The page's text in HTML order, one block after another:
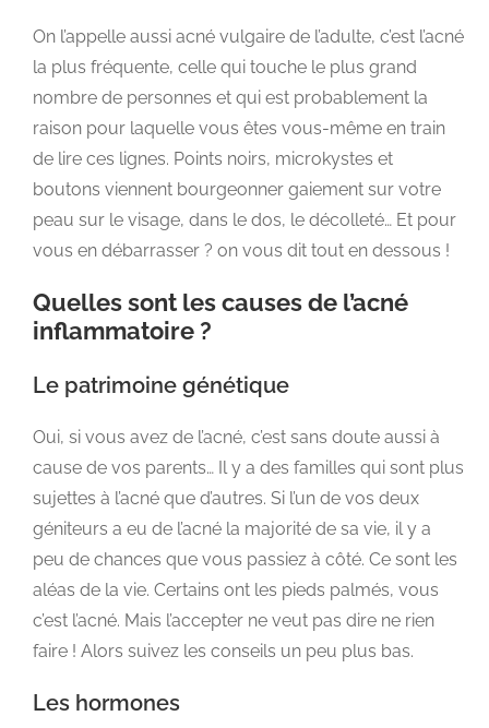
On l’appelle aussi acné vulgaire de l’adulte, c’est l’acné
la plus fréquente, celle qui touche le plus grand
nombre de personnes et qui est probablement la
raison pour laquelle vous êtes vous-même en train
de lire ces lignes. Points noirs, microkystes et
boutons viennent bourgeonner gaiement sur votre
peau sur le visage, dans le dos, le décolleté… Et pour
vous en débarrasser ? on vous dit tout en dessous !
Quelles sont les causes de l’acné
inflammatoire ?
Le patrimoine génétique
Oui, si vous avez de l’acné, c’est sans doute aussi à
cause de vos parents… Il y a des familles qui sont plus
sujettes à l’acné que d’autres. Si l’un de vos deux
géniteurs a eu de l’acné la majorité de sa vie, il y a
peu de chances que vous passiez à côté. Ce sont les
aléas de la vie. Certains ont les pieds palmés, vous
c’est l’acné. Mais l’accepter ne veut pas dire ne rien
faire ! Alors suivez les conseils un peu plus bas.
Les hormones